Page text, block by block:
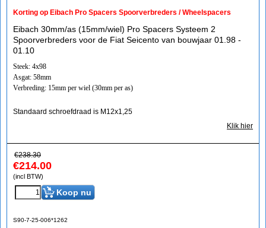
Korting op Eibach Pro Spacers Spoorverbreders / Wheelspacers
Eibach 30mm/as (15mm/wiel) Pro Spacers Systeem 2
Spoorverbreders voor de Fiat Seicento van bouwjaar 01.98 -
01.10
Steek: 4x98
Asgat: 58mm
Verbreding: 15mm per wiel (30mm per as)
Standaard schroefdraad is M12x1,25
Klik hier
€238.30
€214.00
(incl BTW)
Koop nu
S90-7-25-006*1262